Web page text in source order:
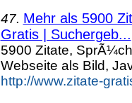
47. Mehr als 5900
Gratis | Suchergeb...
5900 Zitate,
Webseite als Bild,
http://www.zitate-